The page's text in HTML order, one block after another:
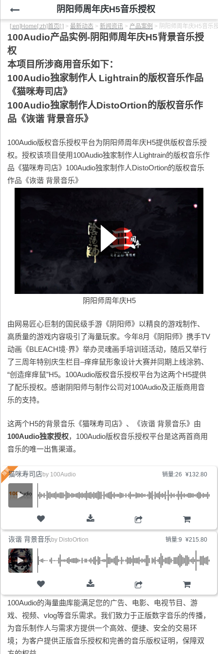
阴阳师周年庆H5音乐授权
[:en]Home[:zh]首页[:] > 最新动态 > 新闻资讯 > 产品案例 > 阴阳师周年庆H5音乐
100Audio产品实例-阴阳师周年庆H5背景音乐授
权
本项目所涉商用音乐如下：
100Audio独家制作人 Lightrain的版权音乐作品
《猫咪寿司店》
100Audio独家制作人DistoOrtion的版权音乐作
品《诙谐 背景音乐》
100Audio版权音乐授权平台为阴阳师周年庆H5提供版权音乐授
权。授权该项目使用100Audio独家制作人Lightrain的版权音乐作
品《猫咪寿司店》100Audio独家制作人DistoOrtion的版权音乐
作品《诙谐 背景音乐》
阴阳师周年庆H5
由网易匠心巨制的国民级手游《阴阳师》以精良的游戏制作、
高质量的游戏内容吸引了海量玩家。今年8月《阴阳师》携手TV
动画《BLEACH境·界》举办灵魂画手培训班活动，随后又举行
了三周年特别庆生栏目–痒痒鼠形象设计大赛并同期上线涂鸦、
“创造痒痒鼠”H5。100Audio版权音乐授权平台为这两个H5提供
了配乐授权。感谢阴阳师与制作公司对100Audio及正版商用音
乐的支持。
这两个H5的背景音乐《猫咪寿司店》、《诙谐 背景音乐》由
100Audio独家授权，100Audio版权音乐授权平台是这两首商用
音乐的唯一出售渠道。
销量:26 ¥132.80
猫咪寿司店by 100Audio
销量:9 ¥215.80
诙谐 背景音乐 by DistoOrtion
100Audio的海量曲库能满足您的广告、电影、电视节目、游
戏、视频、vlog等音乐需求。我们致力于正版数字音乐的传播，
为音乐制作人与需求方提供一个高效、便捷、安全的交易环
境；为客户提供正版音乐授权和完善的音乐版权证明，保障双